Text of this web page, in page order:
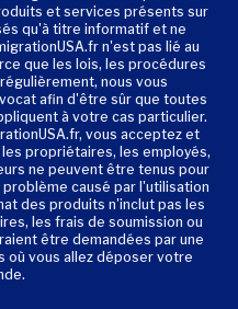
et services présents sur
qu'à titre informatif et ne
n'est pas lié au
que les lois, les procédures
nous vous
afin d'être sûr que toutes
à votre cas particulier.
vous acceptez et
propriétaires, les employés,
ne peuvent être tenus pour
causé par l'utilisation
des produits n'inclut pas les
les frais de soumission ou
être demandées par une
où vous allez déposer votre